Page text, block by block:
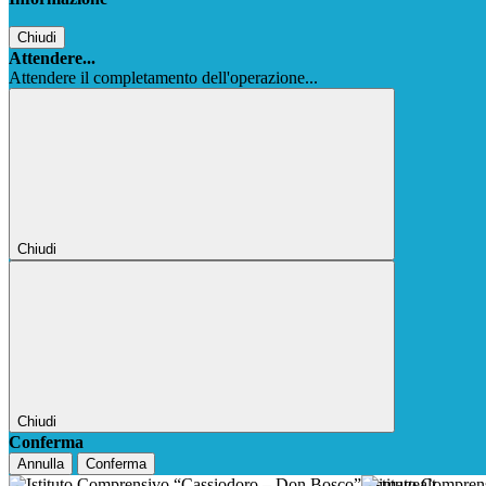
Chiudi
Attendere...
Attendere il completamento dell'operazione...
Chiudi
Chiudi
Conferma
Annulla Conferma